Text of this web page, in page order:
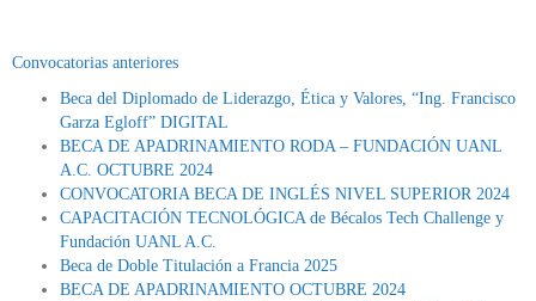
Convocatorias anteriores
Beca del Diplomado de Liderazgo, Ética y Valores, “Ing. Francisco
Garza Egloff” DIGITAL
BECA DE APADRINAMIENTO RODA – FUNDACIÓN UANL
A.C. OCTUBRE 2024
CONVOCATORIA BECA DE INGLÉS NIVEL SUPERIOR 2024
CAPACITACIÓN TECNOLÓGICA de Bécalos Tech Challenge y
Fundación UANL A.C.
Beca de Doble Titulación a Francia 2025
BECA DE APADRINAMIENTO OCTUBRE 2024